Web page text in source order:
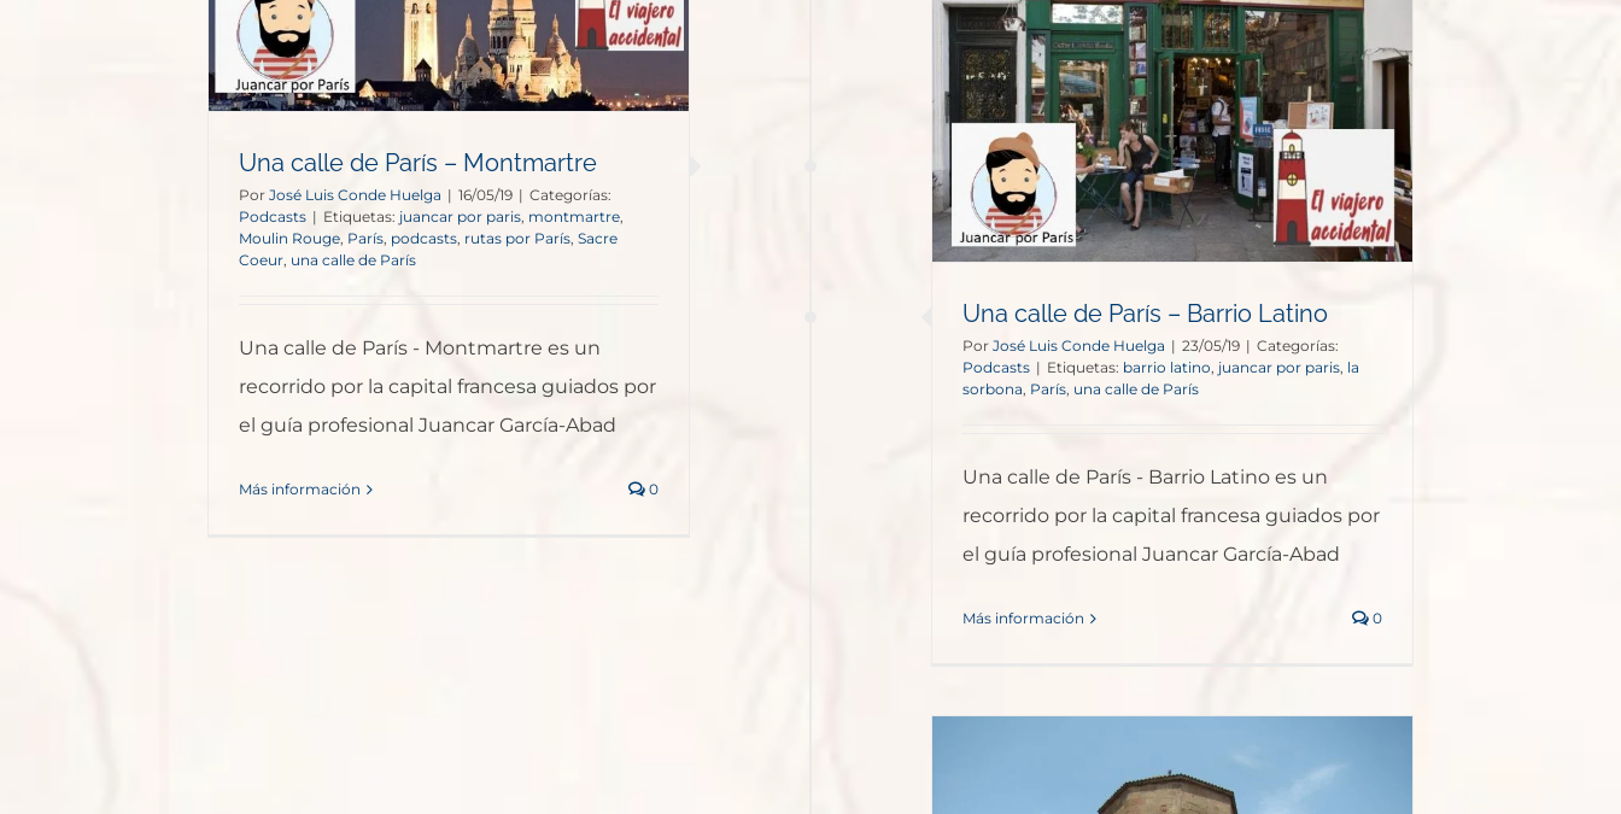
Una calle de París – Barrio Latino
Una calle de París – Barrio Latino
Por José Luis Conde Huelga | 23/05/19 | Categorías:
Podcasts | Etiquetas: barrio latino, juancar por paris, la
sorbona, París, una calle de París
Una calle de París - Barrio Latino es un
recorrido por la capital francesa guiados por
el guía profesional Juancar García-Abad
Más información 0
Una calle de París – Montmartre
Por José Luis Conde Huelga | 16/05/19 | Categorías:
Podcasts | Etiquetas: juancar por paris, montmartre,
Moulin Rouge, París, podcasts, rutas por París, Sacre
Coeur, una calle de París
Una calle de París - Montmartre es un
recorrido por la capital francesa guiados por
el guía profesional Juancar García-Abad
Más información 0